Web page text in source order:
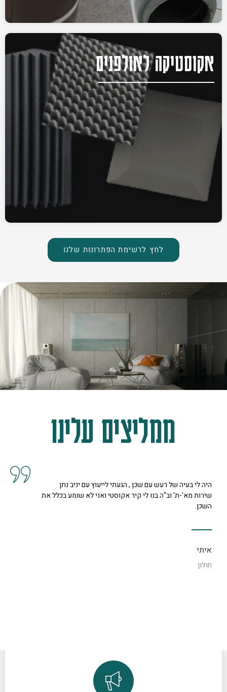
אקוסטיקה לאולפנים
לחץ לרשימת הפתרונות שלנו
ממליצים עלינו
קיבלנו שרות מצוין, הסברים ותשובות לכל השאלות מנציגה
נחמדה מאוד בשם קרן היא המליצה לנו על פיתרון להד בחלל
דקורטיבי ויפה.
ספיר
רמת גן